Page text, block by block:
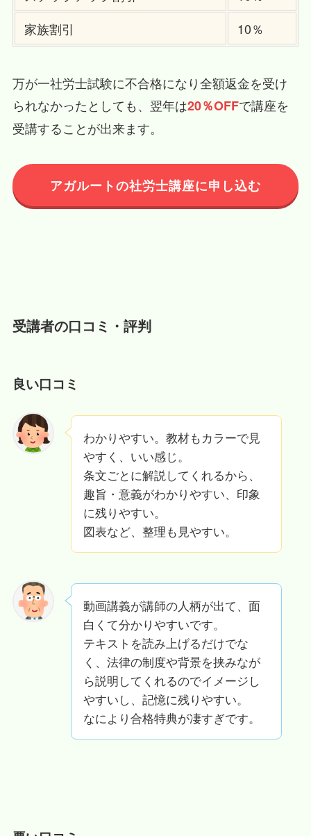
家族割引
10％
万が一社労士試験に不合格になり全額返金を受け
られなかったとしても、翌年は20％OFFで講座を
受講することが出来ます。
アガルートの社労士講座に申し込む
受講者の口コミ・評判
良い口コミ
わかりやすい。教材もカラーで見
やすく、いい感じ。
条文ごとに解説してくれるから、
趣旨・意義がわかりやすい、印象
に残りやすい。
図表など、整理も見やすい。
動画講義が講師の人柄が出て、面
白くて分かりやすいです。
テキストを読み上げるだけでな
く、法律の制度や背景を挟みなが
ら説明してくれるのでイメージし
やすいし、記憶に残りやすい。
なにより合格特典が凄すぎです。